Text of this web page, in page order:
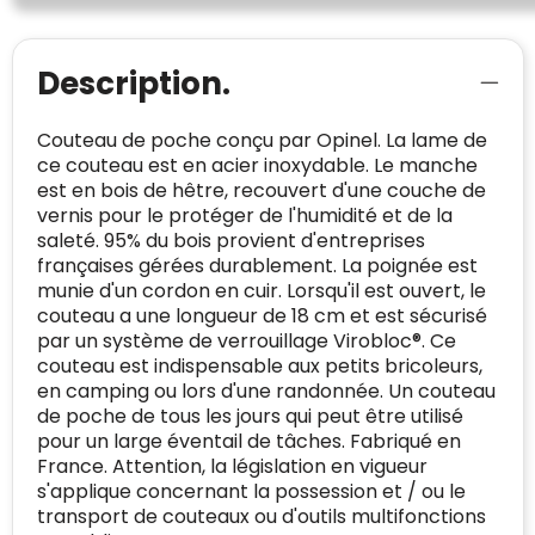
Description.
Couteau de poche conçu par Opinel. La lame de
ce couteau est en acier inoxydable. Le manche
est en bois de hêtre, recouvert d'une couche de
vernis pour le protéger de l'humidité et de la
saleté. 95% du bois provient d'entreprises
françaises gérées durablement. La poignée est
munie d'un cordon en cuir. Lorsqu'il est ouvert, le
couteau a une longueur de 18 cm et est sécurisé
par un système de verrouillage Virobloc®. Ce
couteau est indispensable aux petits bricoleurs,
en camping ou lors d'une randonnée. Un couteau
de poche de tous les jours qui peut être utilisé
pour un large éventail de tâches. Fabriqué en
France. Attention, la législation en vigueur
s'applique concernant la possession et / ou le
transport de couteaux ou d'outils multifonctions
Alleen beoordelingen die voldoen aan de
bewezen is dat ze spamvrij zijn worden door
de verschillende platforms geaccepteerd en
meegeteld in de scores.
beoordelingen. Minder dan 1% van de
ondervraagde klanten meldde een
probleem.
website en de bedrijfsgegevens
onafhankelijk geverifieerd.
CONTACTGEGEVENS
Telefoonnummer:+32 479 88 00 36 Geverifieerd
E-
mailadres:
mia@linkkado.be Geverifieerd
BEDRIJFSGEGEVENS
Bedrijfsnaam: Linkkado
Domein: linkkado.be
Trustindex controleert websites voortdurend
op veiligheidsproblemen.
Safe Browsing:geen probleem
gedetecteerd
Blacklist Geen site op de zwarte lijst
Geldig SSL-certificaat
Spam E-mail is spamvrij
Websites die consequent een hoog niveau
van klanttevredenheid handhaven en
voldoen aan een hoog niveau van
veiligheidsprotocol, kunnen Trustindex-
certificaat verkrijgen. Zoekt u bij het winkelen
naar de certificaten van Trustindex en koopt u
met vertrouwen!